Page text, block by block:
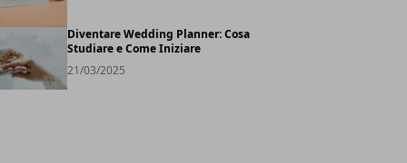
Diventare Wedding Planner: Cosa
Studiare e Come Iniziare
21/03/2025